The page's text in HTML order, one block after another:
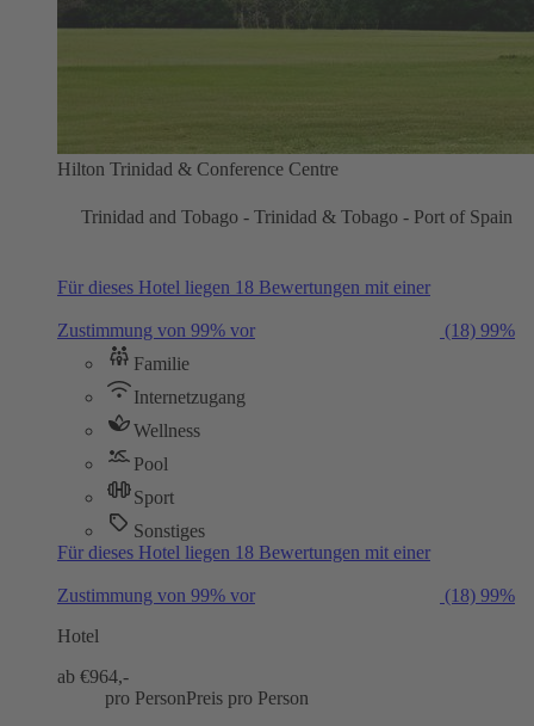
Hilton Trinidad & Conference Centre
Trinidad and Tobago - Trinidad & Tobago - Port of Spain
Für dieses Hotel liegen 18 Bewertungen mit einer
Zustimmung von 99% vor (18) 99%
Familie
Internetzugang
Wellness
Pool
Sport
Sonstiges
Für dieses Hotel liegen 18 Bewertungen mit einer
Zustimmung von 99% vor (18) 99%
Hotel
ab €964,-
pro PersonPreis pro Person